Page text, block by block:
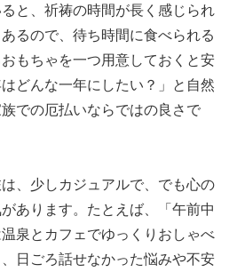
と、祈祷の時間が長く感じられ
るので、待ち時間に食べられる
もちゃを一つ用意しておくと安
どんな一年にしたい？」と自然
での厄払いならではの良さで
、少しカジュアルで、でも心の
あります。たとえば、「午前中
泉とカフェでゆっくりおしゃべ
日ごろ話せなかった悩みや不安